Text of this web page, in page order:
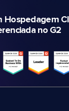
Hospedagem
no G2